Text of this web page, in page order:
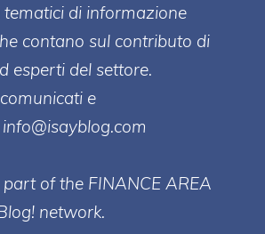
di informazione
contano sul contributo di
esperti del settore.
e
info@isayblog.com
of the FINANCE AREA
network.